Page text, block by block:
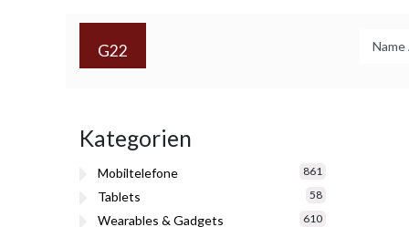
G22
Kategorien
Mobiltelefone 861
Tablets 58
Wearables & Gadgets 610